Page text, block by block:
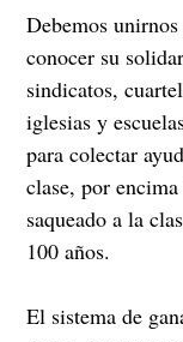
Debemos
conocer su
sindicatos,
iglesias y
para colectar
clase, por
saqueado a la
100 años.
El sistema de